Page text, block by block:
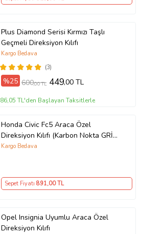
Plus Diamond Serisi Kırmızı Taşlı
Geçmeli Direksiyon Kılıfı
(3)
Kargo Bedava
%25 600,00 TL 449,00 TL
86,05 TL'den Başlayan Taksitlerle
Honda Civic Fc5 Araca Özel
Direksiyon Kılıfı (Karbon Nokta GRİ
YÜZÜK)
Kargo Bedava
Sepet Fiyatı 891,00 TL
Opel Insignia Uyumlu Araca Özel
Direksiyon Kılıfı